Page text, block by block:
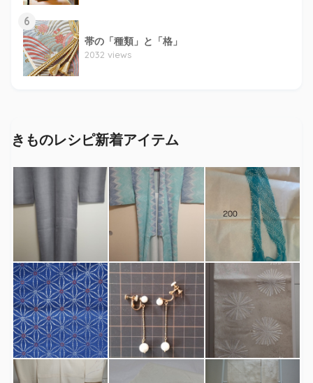
6
帯の「種類」と「格」
2032 views
きものレシピ新着アイテム